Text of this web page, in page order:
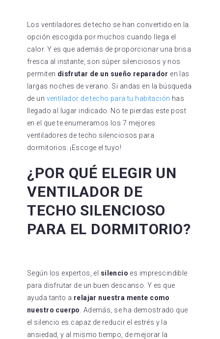
Los ventiladores de techo se han convertido en la
opción escogida por muchos cuando llega el
calor. Y es que además de proporcionar una brisa
fresca al instante, son súper silenciosos y nos
permiten disfrutar de un sueño reparador en las
largas noches de verano. Si andas en la búsqueda
de un ventilador de techo para tu habitación has
llegado al lugar indicado. No te pierdas este post
en el que te enumeramos los 7 mejores
ventiladores de techo silenciosos para
dormitorios. ¡Escoge el tuyo!
¿POR QUÉ ELEGIR UN
VENTILADOR DE
TECHO SILENCIOSO
PARA EL DORMITORIO?
Según los expertos, el silencio es imprescindible
para disfrutar de un buen descanso. Y es que
ayuda tanto a relajar nuestra mente como
nuestro cuerpo . Además, se ha demostrado que
el silencio es capaz de reducir el estrés y la
ansiedad, y al mismo tiempo, de mejorar la